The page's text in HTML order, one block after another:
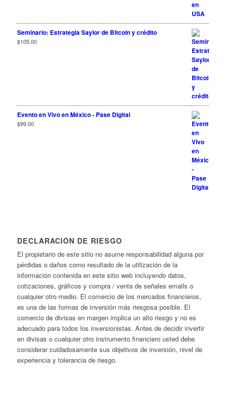
Seminario: Estrategia Saylor de Bitcoin y crédito
$105.00
Evento en Vivo en México - Pase Digital
$99.00
DECLARACIÓN DE RIESGO
El propietario de este sitio no asume responsabilidad alguna por
pérdidas o daños como resultado de la utilización de la
información contenida en este sitio web incluyendo datos,
cotizaciones, gráficos y compra / venta de señales emails o
cualquier otro medio. El comercio de los mercados financieros,
es una de las formas de inversión más riesgosa posible. El
comercio de divisas en margen implica un alto riesgo y no es
adecuado para todos los inversionistas. Antes de decidir invertir
en divisas o cualquier otro instrumento financiero usted debe
considerar cuidadosamente sus objetivos de inversión, nivel de
experiencia y tolerancia de riesgo.